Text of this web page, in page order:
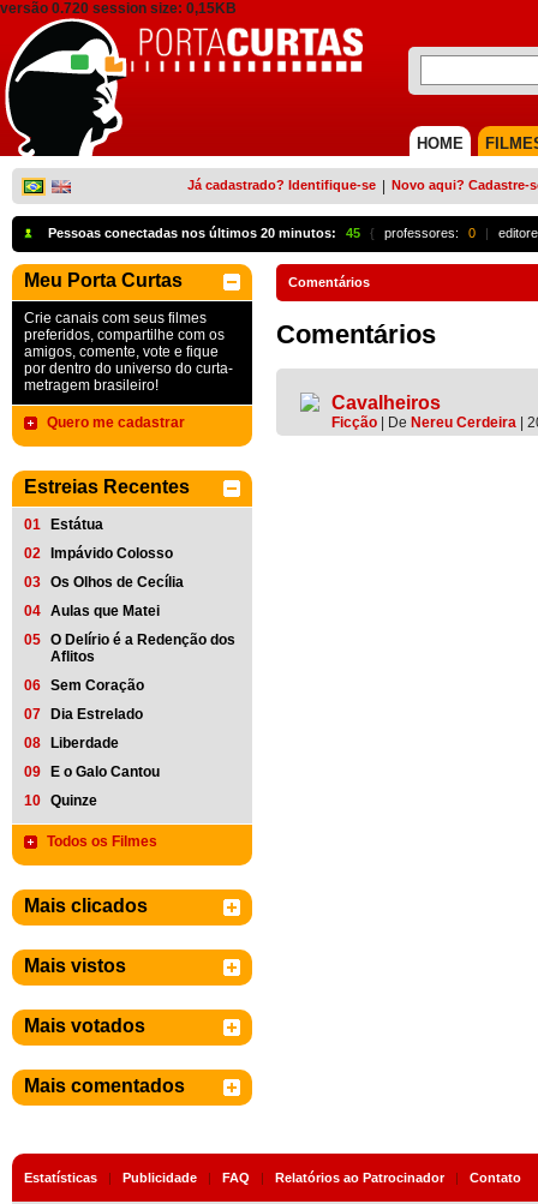
versão 0.720 session size: 0,15KB
HOME
Já cadastrado? Identifique-se Novo aqui? Cadastre-
Pessoas conectadas nos últimos 20 minutos: 45 { professores: 0 |
Meu Porta Curtas
Crie canais com seus filmes
preferidos, compartilhe com os
amigos, comente, vote e fique
por dentro do universo do curta-
metragem brasileiro!
Quero me cadastrar
Estreias Recentes
01
Estátua
02
Impávido Colosso
03 Os Olhos de Cecília
04 Aulas que Matei
05 O Delírio é a Redenção dos
Aflitos
06 Sem Coração
07
Dia Estrelado
08
Liberdade
09
E o Galo Cantou
10 Quinze
Todos os Filmes
Mais clicados
Mais vistos
Mais votados
Mais comentados
Comentários
Comentários
Cavalheiros
Ficção De Nereu Cerdeira |
Estatísticas | Publicidade | FAQ | Relatórios ao Patrocinador| Contato